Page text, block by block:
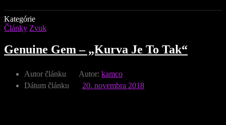
Kategórie
Články Zvuk
Genuine Gem – „Kurva Je To Tak“
Autor článku Autor: kamco
Dátum článku
20. novembra 2018